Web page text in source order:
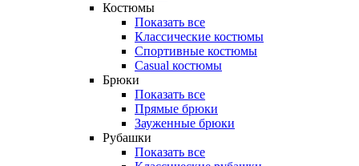
Костюмы
Показать все
Классические костюмы
Спортивные костюмы
Casual костюмы
Брюки
Показать все
Прямые брюки
Зауженные брюки
Рубашки
Показать все